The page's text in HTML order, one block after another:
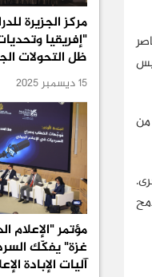
من
مركز الجزيرة
"إفريقيا
ظل التحولات
15 ديسمبر 2025
مؤتمر "الإعلام
غزة" يفكّك
آليات الإبادة